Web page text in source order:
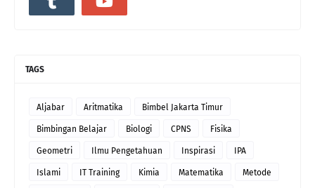
TAGS
Aljabar Aritmatika Bimbel Jakarta Timur
Bimbingan Belajar Biologi CPNS Fisika
Geometri Ilmu Pengetahuan Inspirasi IPA
Islami IT Training Kimia Matematika Metode